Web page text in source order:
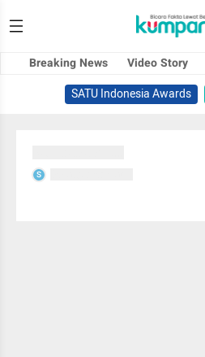
Breaking News Video Story
SATU Indonesia Awards
S